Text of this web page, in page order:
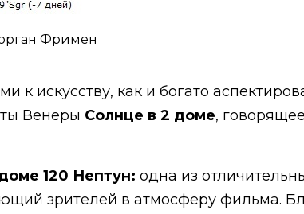
Фримен
к искусству, как и богато
Венеры Солнце в 2 доме,
120 Нептун: одна из
зрителей в атмосферу фильма.